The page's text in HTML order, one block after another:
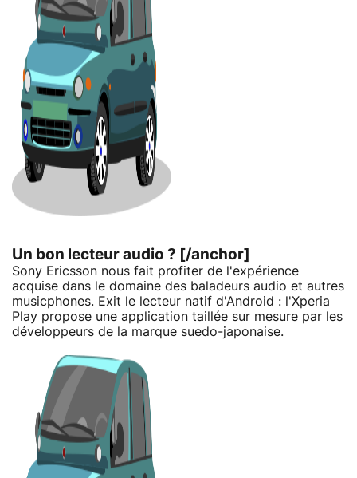
Un bon lecteur audio ? [/anchor]
Sony Ericsson nous fait profiter de l'expérience
acquise dans le domaine des baladeurs audio et autres
musicphones. Exit le lecteur natif d'Android : l'Xperia
Play propose une application taillée sur mesure par les
développeurs de la marque suedo-japonaise.